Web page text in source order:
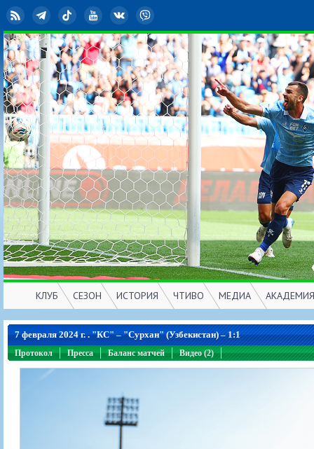
RSS TelegramTikTok YouTubeВКонтакте
КЛУБ
Игроки
Тренерско-административный состав
Руководство
Фонд поддержки
Солидарность Самара Арена
СЕЗОН
РПЛ
Календарь
Таблица
Шахматка
Баланс матчей
FONBET Кубок России
ИСТОРИЯ
Чемпионат СССР
Кубок СССР
Чемпионат России
Кубок России
Кубок Интертото УЕФА
Молодежное первенство
ЧТИВО
Пресса
Книги
МЕДИА
Фото
Крылья Советов -
Трансляции матчей
Прочее
АКАДЕМИЯ
7 февраля 2024 г. . "КС" – "Сурхан" (Узбекистан) – 1:1
Протокол Пресса Баланс матчей Видео (2)